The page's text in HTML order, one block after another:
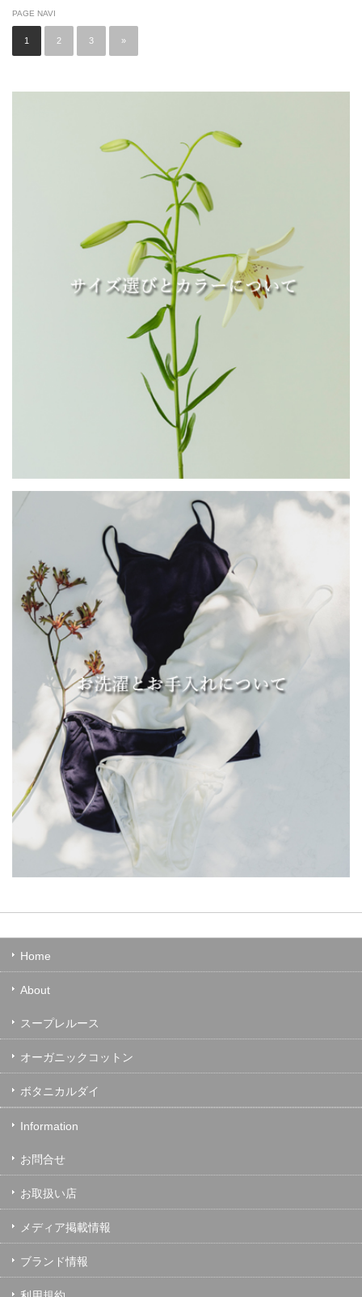
PAGE NAVI
1 2 3 »
Home
About
スープレルース
オーガニックコットン
ボタニカルダイ
Information
お問合せ
お取扱い店
メディア掲載情報
ブランド情報